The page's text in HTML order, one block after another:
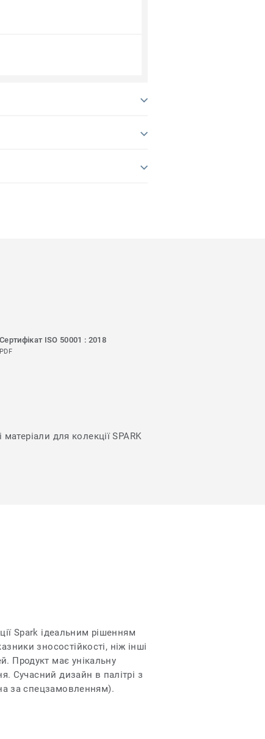
Сертифікат ISO 50001 : 2018
PDF
для колекції SPARK
Spark ідеальним рішенням
зносостійкості, ніж інші
Продукт має унікальну
Сучасний дизайн в палітрі з
за спецзамовленням).